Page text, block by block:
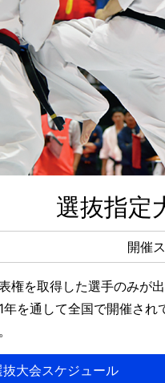
選抜指定
開催
権を取得した選手のみが
を通して全国で開催さ
抜大会スケジュール